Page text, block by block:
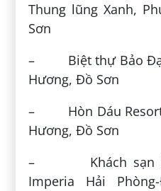
Thung lũng Xanh,
Sơn
– Biệt thự Bảo Đại-
Hương, Đồ Sơn
– Hòn Dáu Resort-
Hương, Đồ Sơn
– Khách sạn 5
Imperia Hải